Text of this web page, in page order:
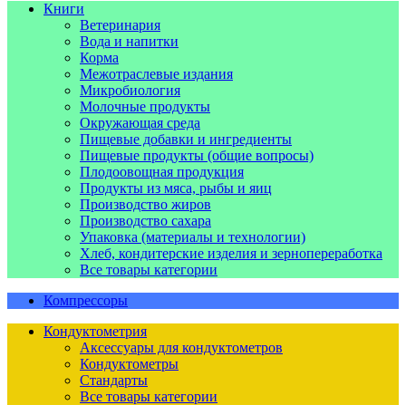
Книги
Ветеринария
Вода и напитки
Корма
Межотраслевые издания
Микробиология
Молочные продукты
Окружающая среда
Пищевые добавки и ингредиенты
Пищевые продукты (общие вопросы)
Плодоовощная продукция
Продукты из мяса, рыбы и яиц
Производство жиров
Производство сахара
Упаковка (материалы и технологии)
Хлеб, кондитерские изделия и зернопереработка
Все товары категории
Компрессоры
Кондуктометрия
Аксессуары для кондуктометров
Кондуктометры
Стандарты
Все товары категории